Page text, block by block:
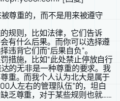
尊重的，而不是用来被遵守
规则，比如法律，它们告诉
有什么后果。而你可以选择遵
违背它们而“后果自负”。
措施，比如“此处禁止停放自行
的无非是一种尊重的要求。我
重。而我个人认为北大是属于
人左右的管理队伍”的，坦白
乏尊重，对于某些规则也就……